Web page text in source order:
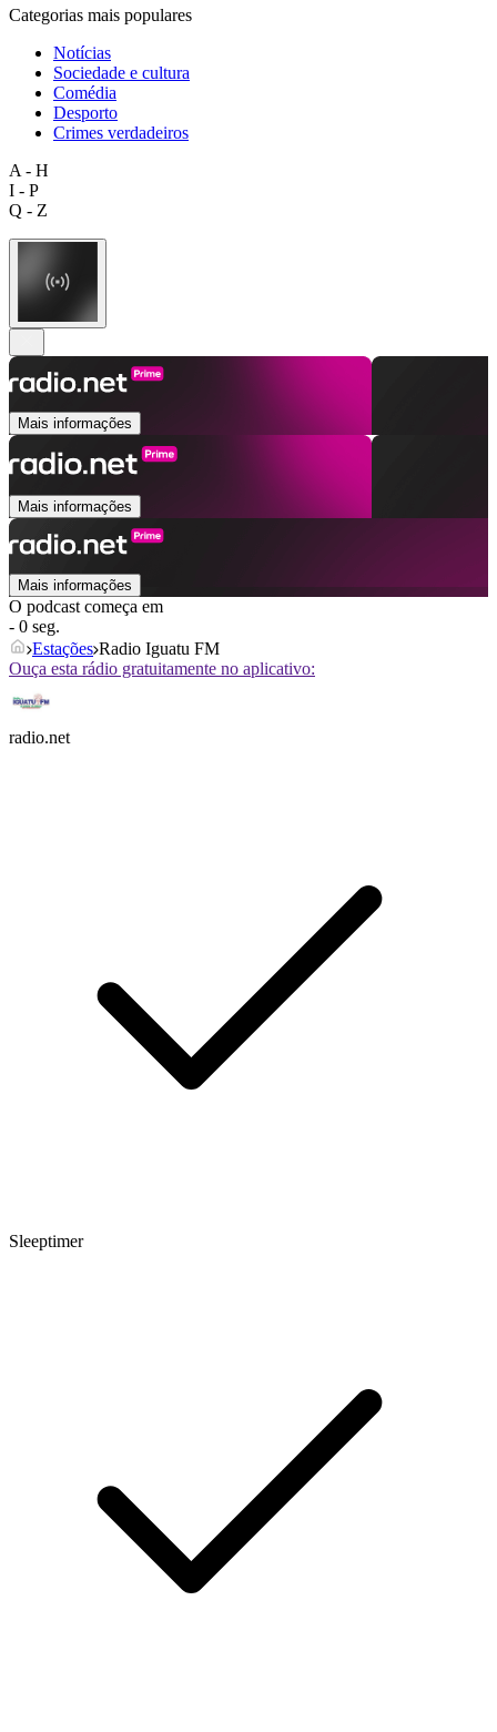
Categorias mais populares
Notícias
Sociedade e cultura
Comédia
Desporto
Crimes verdadeiros
A - H
I - P
Q - Z
Mais informações
Mais informações
Mais informações
O podcast começa em
- 0 seg.
Estações Radio Iguatu FM
Ouça esta rádio gratuitamente no aplicativo:
radio.net
Sleeptimer